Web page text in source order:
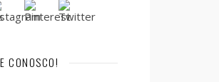
CONOSCO!